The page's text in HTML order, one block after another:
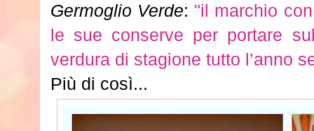
Germoglio Verde: "il marchio
le sue conserve per portare
verdura di stagione tutto l’anno
Più di così...